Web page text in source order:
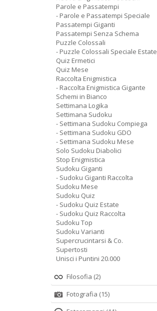
Parole e Passatempi
- Parole e Passatempi Speciale
Passatempi Giganti
Passatempi Senza Schema
Puzzle Colossali
- Puzzle Colossali Speciale Estate
Quiz Ermetici
Quiz Mese
Raccolta Enigmistica
- Raccolta Enigmistica Gigante
Schemi in Bianco
Settimana Logika
Settimana Sudoku
- Settimana Sudoku Compiega
- Settimana Sudoku GDO
- Settimana Sudoku Mese
Solo Sudoku Diabolici
Stop Enigmistica
Sudoku Giganti
- Sudoku Giganti Raccolta
Sudoku Mese
Sudoku Quiz
- Sudoku Quiz Estate
- Sudoku Quiz Raccolta
Sudoku Top
Sudoku Varianti
Supercrucintarsi & Co.
Supertosti
Unisci i Puntini 20.000
Filosofia (2)
Fotografia (15)